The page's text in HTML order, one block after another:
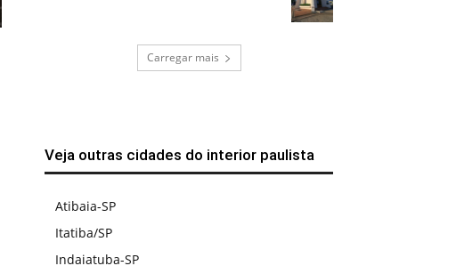
Carregar mais
Veja outras cidades do interior paulista
Atibaia-SP
Itatiba/SP
Indaiatuba-SP